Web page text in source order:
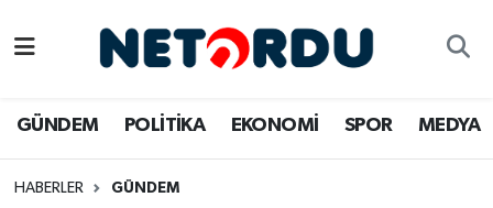
GÜNDEM POLİTİKA EKONOMİ SPOR MEDYA
HABERLER GÜNDEM
DÜNYA
Namaz Vakitleri